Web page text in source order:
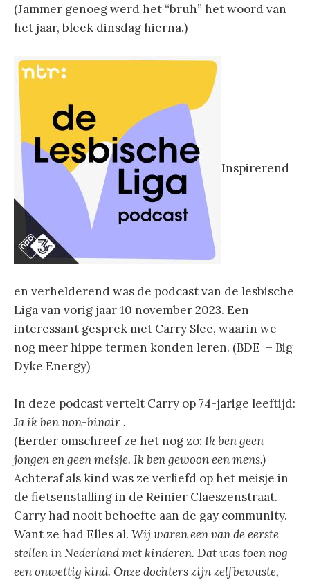
(Jammer genoeg werd het “bruh” het woord van
het jaar, bleek dinsdag hierna.)
Inspirerend
en verhelderend was de podcast van de lesbische
Liga van vorig jaar 10 november 2023. Een
interessant gesprek met Carry Slee, waarin we
nog meer hippe termen konden leren. (BDE – Big
Dyke Energy)
In deze podcast vertelt Carry op 74-jarige leeftijd:
Ja ik ben non-binair .
(Eerder omschreef ze het nog zo: Ik ben geen
jongen en geen meisje. Ik ben gewoon een mens.)
Achteraf als kind was ze verliefd op het meisje in
de fietsenstalling in de Reinier Claeszenstraat.
Carry had nooit behoefte aan de gay community.
Want ze had Elles al. Wij waren een van de eerste
stellen in Nederland met kinderen. Dat was toen nog
een onwettig kind. Onze dochters zijn zelfbewuste,